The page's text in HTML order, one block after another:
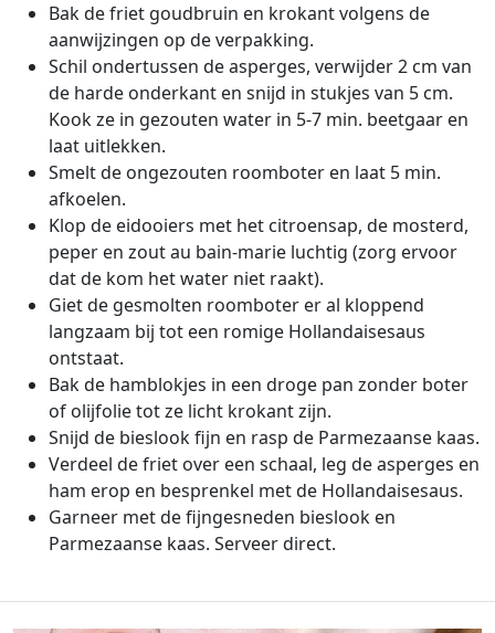
Bak de friet goudbruin en krokant volgens de
aanwijzingen op de verpakking.
Schil ondertussen de asperges, verwijder 2 cm van
de harde onderkant en snijd in stukjes van 5 cm.
Kook ze in gezouten water in 5-7 min. beetgaar en
laat uitlekken.
Smelt de ongezouten roomboter en laat 5 min.
afkoelen.
Klop de eidooiers met het citroensap, de mosterd,
peper en zout au bain-marie luchtig (zorg ervoor
dat de kom het water niet raakt).
Giet de gesmolten roomboter er al kloppend
langzaam bij tot een romige Hollandaisesaus
ontstaat.
Bak de hamblokjes in een droge pan zonder boter
of olijfolie tot ze licht krokant zijn.
Snijd de bieslook fijn en rasp de Parmezaanse kaas.
Verdeel de friet over een schaal, leg de asperges en
ham erop en besprenkel met de Hollandaisesaus.
Garneer met de fijngesneden bieslook en
Parmezaanse kaas. Serveer direct.